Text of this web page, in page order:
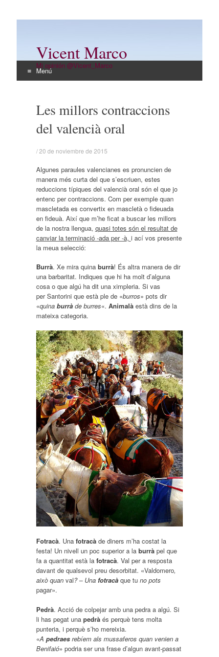
Vicent Marco
Mi opinión @Vicent_Marco
Menú
contenidoLes millors contraccions
del valencià oral
/20 de noviembre de 2015
Algunes paraules valencianes es pronuncien de
manera més curta del que s’escriuen, estes
reduccions típiques del valencià oral són el que jo
entenc per contraccions. Com per exemple quan
mascletada es convertix en mascletà o fideuada
en fideuà. Així que m’he ficat a buscar les millors
de la nostra llengua, quasi totes són el resultat de
canviar la terminació -ada per -à, i ací vos presente
la meua selecció:
Burrà. Xe mira quina burrà! És altra manera de dir
una barbaritat. Indiques que hi ha molt d’alguna
cosa o que algú ha dit una ximpleria. Si vas
per Santorini que està ple de «burros» pots dir
«quina burrà de burres«. Animalà està dins de la
mateixa categoria.
Fotracà. Una fotracà de diners m’ha costat la
festa! Un nivell un poc superior a la burrà pel que
fa a quantitat està la fotracà. Val per a resposta
davant de qualsevol preu desorbitat. «Valdomero,
això quan val? – Una fotracà que tuno pots
pagar».
Pedrà. Acció de colpejar amb una pedra a algú. Si
li has pegat una pedrà és perquè tens molta
punteria, i perquè s’ho mereixia.
«A pedraes rebíem als mussaferos quan venien a
Benifaió» podria ser una frase d’algun avant-passat